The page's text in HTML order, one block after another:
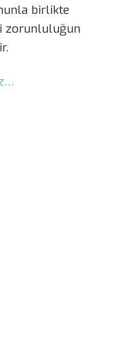
birlikte
zorunluluğun